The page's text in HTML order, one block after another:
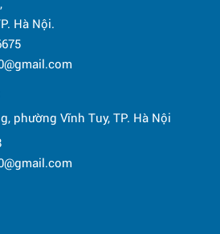
Hà Nội.
phường Vĩnh Tuy, TP. Hà Nội